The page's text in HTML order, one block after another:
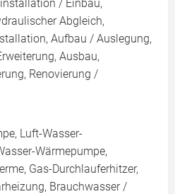
/ Einbau,
Abgleich,
Aufbau / Auslegung,
Ausbau,
Renovierung /
Luft-Wasser-
Wärmepumpe,
Gas-Durchlauferhitzer,
Brauchwasser /